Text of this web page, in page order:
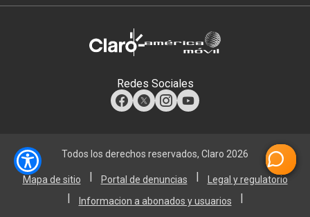
Data Xperience Center
Conectividad
Redes Sociales
Todos los derechos reservados, Claro 2026
Mapa de sitio | Portal de denuncias | Legal y regulatorio
| Informacion a abonados y usuarios |